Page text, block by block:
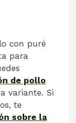
con puré
para
de pollo
variante. Si
te
sobre la